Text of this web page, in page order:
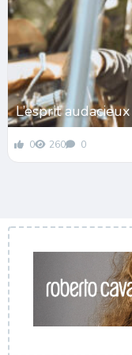
L’esprit
0 260 0